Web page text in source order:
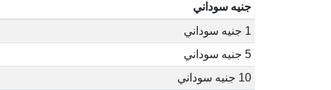
جنيه سوداني
1 جنيه سوداني
5 جنيه سوداني
10 جنيه سوداني